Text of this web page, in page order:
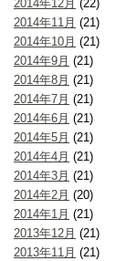
2014年12月 (22)
2014年11月 (21)
2014年10月 (21)
2014年9月 (21)
2014年8月 (21)
2014年7月 (21)
2014年6月 (21)
2014年5月 (21)
2014年4月 (21)
2014年3月 (21)
2014年2月 (20)
2014年1月 (21)
2013年12月 (21)
2013年11月 (21)